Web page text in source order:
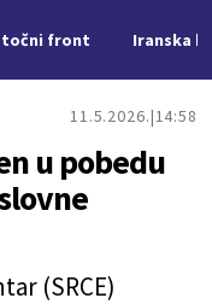
front Iranska
11.5.2026. 14:58
u pobedu
(SRCE)